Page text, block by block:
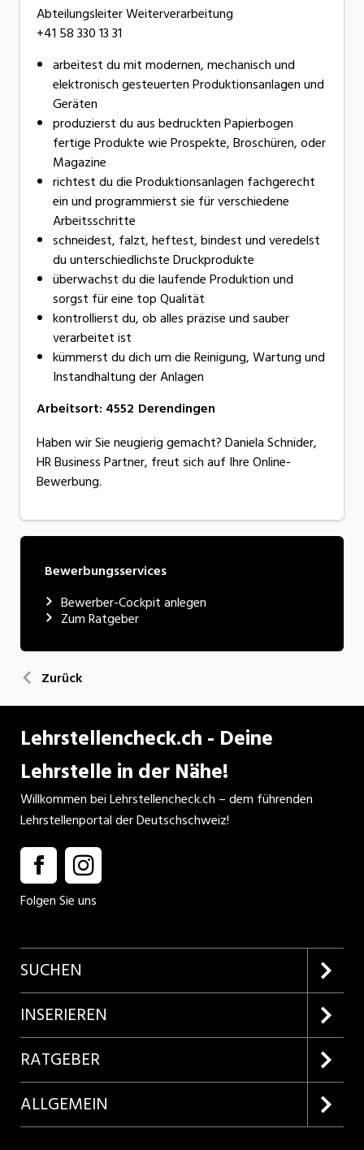
Abteilungsleiter Weiterverarbeitung
+41 58 330 13 31
arbeitest du mit modernen, mechanisch und
elektronisch gesteuerten Produktionsanlagen und
Geräten
produzierst du aus bedruckten Papierbogen
fertige Produkte wie Prospekte, Broschüren, oder
Magazine
richtest du die Produktionsanlagen fachgerecht
ein und programmierst sie für verschiedene
Arbeitsschritte
schneidest, falzt, heftest, bindest und veredelst
du unterschiedlichste Druckprodukte
überwachst du die laufende Produktion und
sorgst für eine top Qualität
kontrollierst du, ob alles präzise und sauber
verarbeitet ist
kümmerst du dich um die Reinigung, Wartung und
Instandhaltung der Anlagen
Arbeitsort: 4552 Derendingen
Haben wir Sie neugierig gemacht? Daniela Schnider,
HR Business Partner, freut sich auf Ihre Online-
Bewerbung.
Bewerbungsservices
Bewerber-Cockpit anlegen
Zum Ratgeber
Zurück
Lehrstellencheck.ch - Deine
Lehrstelle in der Nähe!
Willkommen bei Lehrstellencheck.ch – dem führenden
Lehrstellenportal der Deutschschweiz!
Folgen Sie uns
SUCHEN
Firmenprofile entdecken
Lehrstellen suchen
INSERIEREN
Kundenlogin
Inserieren
Produkte
RATGEBER
Lehrberufe entdecken
ALLGEMEIN